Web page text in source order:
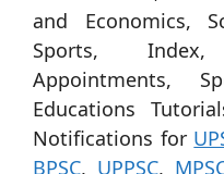
and Economics,
Sports,
Appointments,
Educations
Notifications for
BPSC, UPPSC,